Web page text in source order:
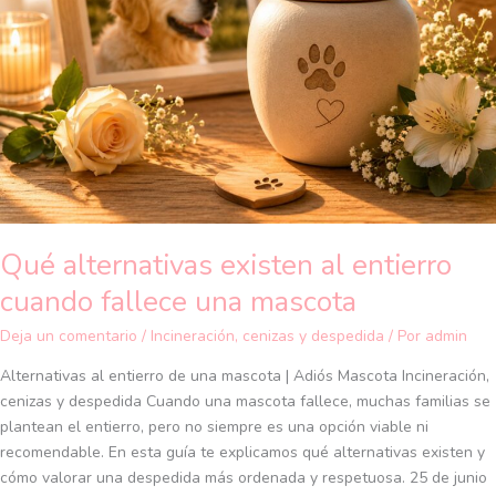
Qué alternativas existen al entierro
cuando fallece una mascota
Deja un comentario / Incineración, cenizas y despedida / Por admin
Alternativas al entierro de una mascota | Adiós Mascota Incineración,
cenizas y despedida Cuando una mascota fallece, muchas familias se
plantean el entierro, pero no siempre es una opción viable ni
recomendable. En esta guía te explicamos qué alternativas existen y
cómo valorar una despedida más ordenada y respetuosa. 25 de junio
entierro
cuando
fallece
una
mascota